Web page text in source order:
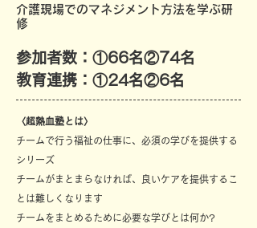
介護現場でのマネジメント方法を学ぶ研
修
参加者数：①66名②74名
​教育連携：①24名②6名
〈超熱血塾とは〉
チームで行う福祉の仕事に、必須の学びを提供する
シリーズ
チームがまとまらなければ、良いケアを提供するこ
とは難しくなります
チームをまとめるために必要な学びとは何か?